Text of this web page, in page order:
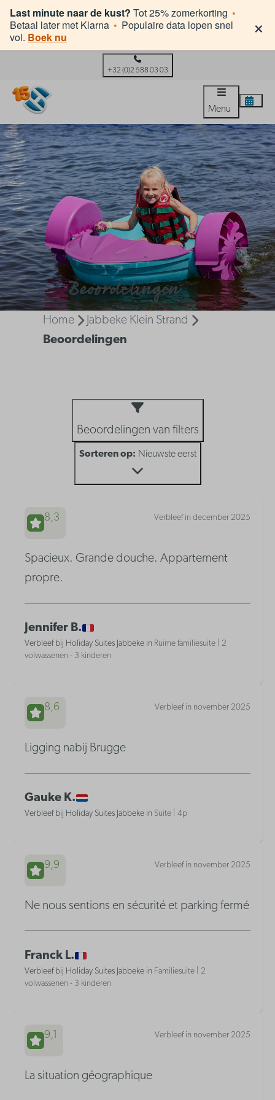
Last minute naar de kust? Tot 25% zomerkorting •
Betaal later met Klarna • Populaire data lopen snel
vol. Boek nu ×
+32 (0)2 588 03 03
Menu
Beoordelingen
Home
Jabbeke Klein Strand
Beoordelingen
Beoordelingen van filters
Sorteren op: Nieuwste eerst
8,3 Verbleef in december 2025
Spacieux. Grande douche. Appartement
propre.
Jennifer B.
Verbleef bij Holiday Suites Jabbeke in Ruime familiesuite | 2
volwassenen - 3 kinderen
8,6 Verbleef in november 2025
Ligging nabij Brugge
Gauke K.
Verbleef bij Holiday Suites Jabbeke in Suite | 4p
9,9 Verbleef in november 2025
Ne nous sentions en sécurité et parking fermé
Franck L.
Verbleef bij Holiday Suites Jabbeke in Familiesuite | 2
volwassenen - 3 kinderen
9,1 Verbleef in november 2025
La situation géographique